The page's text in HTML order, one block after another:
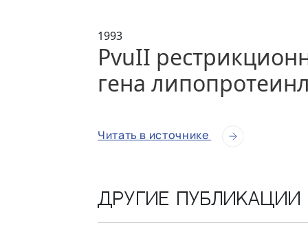
1993
PvuII
гена
Читать в источнике
Другие публикации